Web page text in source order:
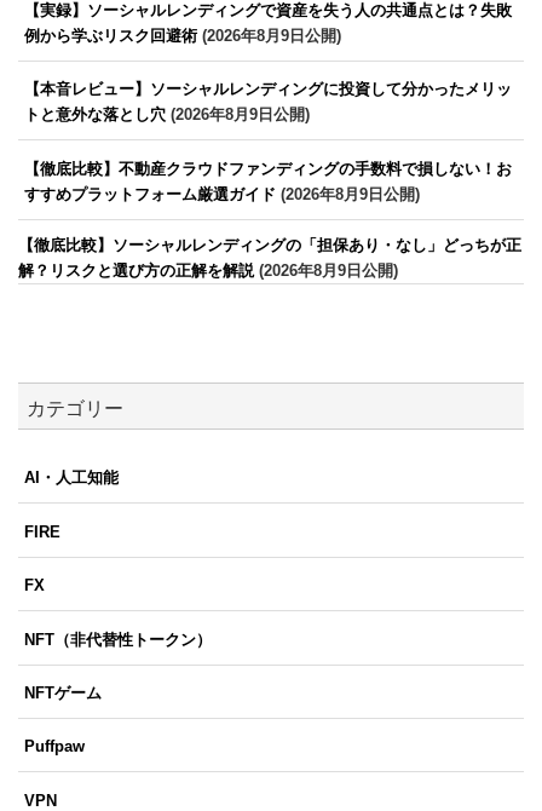
【実録】ソーシャルレンディングで資産を失う人の共通点とは？失敗
例から学ぶリスク回避術 (2026年8月9日公開)
【本音レビュー】ソーシャルレンディングに投資して分かったメリッ
トと意外な落とし穴 (2026年8月9日公開)
【徹底比較】不動産クラウドファンディングの手数料で損しない！お
すすめプラットフォーム厳選ガイド (2026年8月9日公開)
【徹底比較】ソーシャルレンディングの「担保あり・なし」どっちが正
解？リスクと選び方の正解を解説(2026年8月9日公開)
カテゴリー
AI・人工知能
FIRE
FX
NFT（非代替性トークン）
NFTゲーム
Puffpaw
VPN